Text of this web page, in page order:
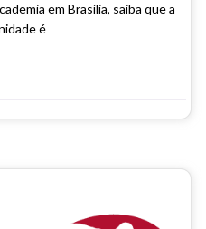
em Brasília, saiba que a
é